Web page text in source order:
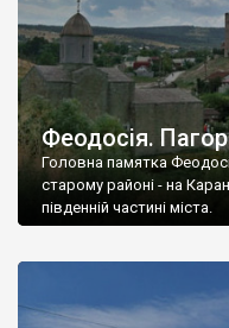
Феодосія.
Головна памятка
старому районі - на
південній частині міста.